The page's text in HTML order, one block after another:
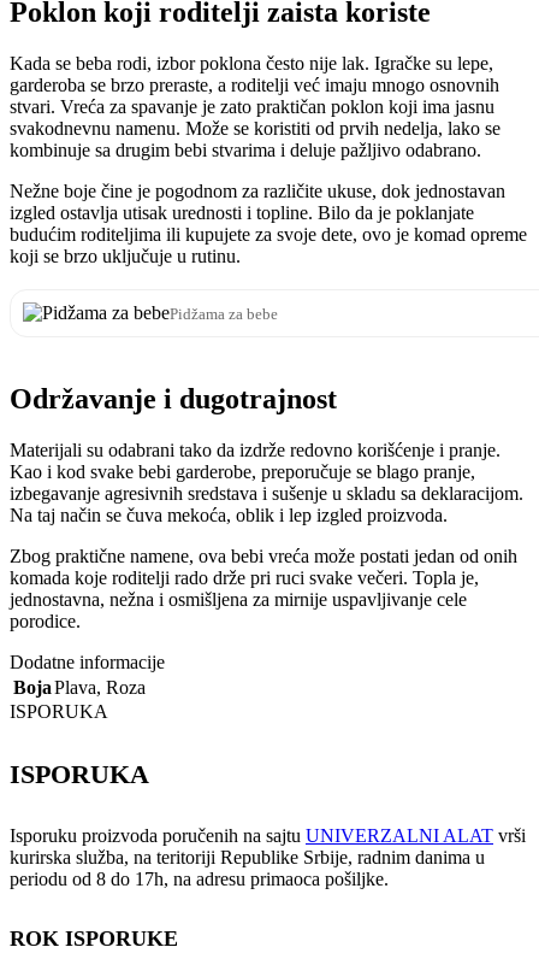
Poklon koji roditelji zaista koriste
Kada se beba rodi, izbor poklona često nije lak. Igračke su lepe,
garderoba se brzo preraste, a roditelji već imaju mnogo osnovnih
stvari. Vreća za spavanje je zato praktičan poklon koji ima jasnu
svakodnevnu namenu. Može se koristiti od prvih nedelja, lako se
kombinuje sa drugim bebi stvarima i deluje pažljivo odabrano.
Nežne boje čine je pogodnom za različite ukuse, dok jednostavan
izgled ostavlja utisak urednosti i topline. Bilo da je poklanjate
budućim roditeljima ili kupujete za svoje dete, ovo je komad opreme
koji se brzo uključuje u rutinu.
Pidžama za bebe
Održavanje i dugotrajnost
Materijali su odabrani tako da izdrže redovno korišćenje i pranje.
Kao i kod svake bebi garderobe, preporučuje se blago pranje,
izbegavanje agresivnih sredstava i sušenje u skladu sa deklaracijom.
Na taj način se čuva mekoća, oblik i lep izgled proizvoda.
Zbog praktične namene, ova bebi vreća može postati jedan od onih
komada koje roditelji rado drže pri ruci svake večeri. Topla je,
jednostavna, nežna i osmišljena za mirnije uspavljivanje cele
porodice.
Dodatne informacije
BojaPlava, Roza
ISPORUKA
ISPORUKA
Isporuku proizvoda poručenih na sajtu UNIVERZALNI ALAT vrši
kurirska služba, na teritoriji Republike Srbije, radnim danima u
periodu od 8 do 17h, na adresu primaoca pošiljke.
ROK ISPORUKE